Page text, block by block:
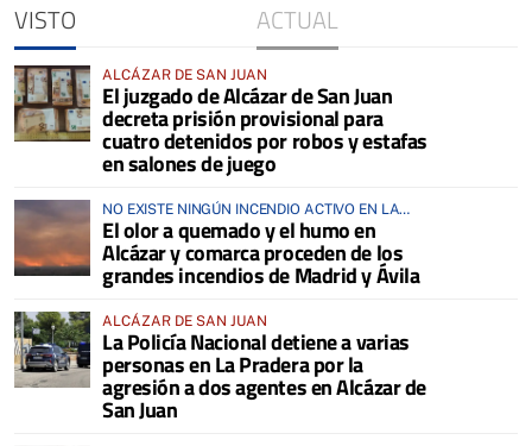
VISTO ACTUAL
ALCÁZAR DE SAN JUAN
El juzgado de Alcázar de San Juan
decreta prisión provisional para
cuatro detenidos por robos y estafas
en salones de juego
NO EXISTE NINGÚN INCENDIO ACTIVO EN LA
COMARCA
El olor a quemado y el humo en
Alcázar y comarca proceden de los
grandes incendios de Madrid y Ávila
ALCÁZAR DE SAN JUAN
La Policía Nacional detiene a varias
personas en La Pradera por la
agresión a dos agentes en Alcázar de
San Juan